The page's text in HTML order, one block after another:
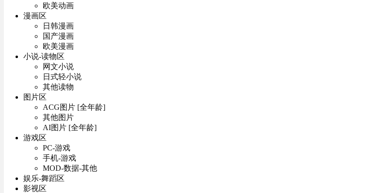
欧美动画
漫画区
日韩漫画
国产漫画
欧美漫画
小说-读物区
网文小说
日式轻小说
其他读物
图片区
ACG图片 [全年龄]
其他图片
AI图片 [全年龄]
游戏区
PC-游戏
手机-游戏
MOD-数据-其他
娱乐-舞蹈区
影视区